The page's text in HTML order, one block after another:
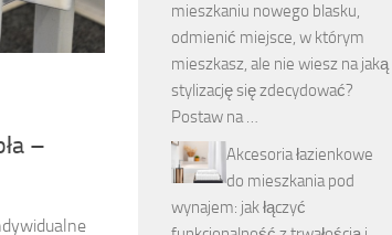
–
mieszkaniu nowego blasku,
odmienić miejsce, w którym
mieszkasz, ale nie wiesz na jaką
stylizację się zdecydować?
Postaw na …
Akcesoria łazienkowe
do mieszkania pod
wynajem: jak łączyć